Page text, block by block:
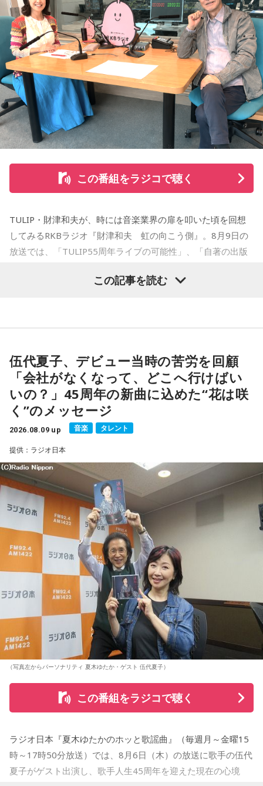
ィレクターズカット版のポッドキャスト配信も予定してい
る。
【小山宙哉プロフィール】
1978年生 京都府出身 京都市立銅駝美術工芸高等学校（現：
京都市立美術工芸高等学校）、大阪市立デザイン教育研究所
卒業。デザイン会社勤務を経て、「モーニング」に持ち込み
をした『ジジジイ』で第14回MANGA OPEN審査委員賞（わ
たせせいぞう賞）受賞。『劇団JET’S』で第15回MANGA
OPEN大賞受賞。2006年『ハルジャン』『ジジジイ-GGG-』
を連載。
2007年12月、初の週刊連載作品『宇宙兄弟』連載開始。同作
講談社漫画賞一般部門、2014年 手塚治虫文化賞読者賞を受
賞。TVアニメ、実写映画等、多くのメディアミックスを果た
す大ヒット作品となり2026年6月完結。
■放送日時：2026年8月16日（日） 19時～20時
■パーソナリティ：吉田尚記
■ゲスト：小山宙哉
■メールアドレス：manga@1242.com
■公式Xアカウント：@MANGARADIO1242
■ハッシュタグ：#マンガのラジオ
■番組HP：https://manga-no-radio.com/
この番組をラジコで聴く
TULIP・財津和夫が、時には音楽業界の扉を叩いた頃を回想
してみるRKBラジオ『財津和夫 虹の向こう側』。8月9日の
放送では、「TULIP55周年ライブの可能性」、「自著の出版
た古今のトピックスが盛りだくさんです。
この記事を読む
伍代夏子、デビュー当時の苦労を回顧
「会社がなくなって、どこへ行けばい
いの？」45周年の新曲に込めた“花は咲
く”のメッセージ
2026.08.09 up 音楽 タレント
提供：ラジオ日本
（写真左からパーソナリティ 夏木ゆたか・ゲスト 伍代夏子）
この番組をラジコで聴く
ラジオ日本『夏木ゆたかのホッと歌謡曲』（毎週月～金曜15
時～17時50分放送）では、8月6日（木）の放送に歌手の伍代
夏子がゲスト出演し、歌手人生45周年を迎えた現在の心境